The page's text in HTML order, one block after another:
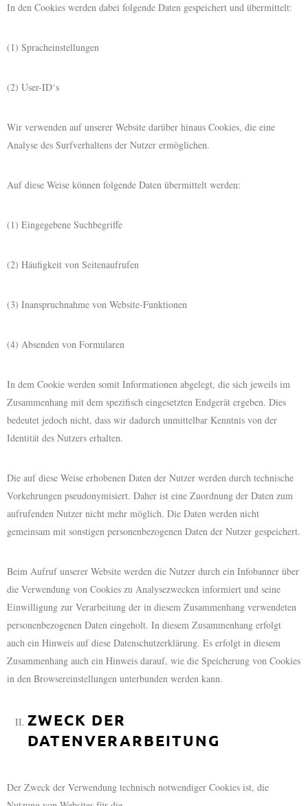
In den Cookies werden dabei folgende Daten gespeichert und übermittelt:
(1) Spracheinstellungen
(2) User-ID‘s
Wir verwenden auf unserer Website darüber hinaus Cookies, die eine
Analyse des Surfverhaltens der Nutzer ermöglichen.
Auf diese Weise können folgende Daten übermittelt werden:
(1) Eingegebene Suchbegriffe
(2) Häufigkeit von Seitenaufrufen
(3) Inanspruchnahme von Website-Funktionen
(4) Absenden von Formularen
In dem Cookie werden somit Informationen abgelegt, die sich jeweils im
Zusammenhang mit dem spezifisch eingesetzten Endgerät ergeben. Dies
bedeutet jedoch nicht, dass wir dadurch unmittelbar Kenntnis von der
Identität des Nutzers erhalten.
Die auf diese Weise erhobenen Daten der Nutzer werden durch technische
Vorkehrungen pseudonymisiert. Daher ist eine Zuordnung der Daten zum
aufrufenden Nutzer nicht mehr möglich. Die Daten werden nicht
gemeinsam mit sonstigen personenbezogenen Daten der Nutzer gespeichert.
Beim Aufruf unserer Website werden die Nutzer durch ein Infobanner über
die Verwendung von Cookies zu Analysezwecken informiert und seine
Einwilligung zur Verarbeitung der in diesem Zusammenhang verwendeten
personenbezogenen Daten eingeholt. In diesem Zusammenhang erfolgt
auch ein Hinweis auf diese Datenschutzerklärung. Es erfolgt in diesem
Zusammenhang auch ein Hinweis darauf, wie die Speicherung von Cookies
in den Browsereinstellungen unterbunden werden kann.
ZWECK DER
DATENVERARBEITUNG
Der Zweck der Verwendung technisch notwendiger Cookies ist, die